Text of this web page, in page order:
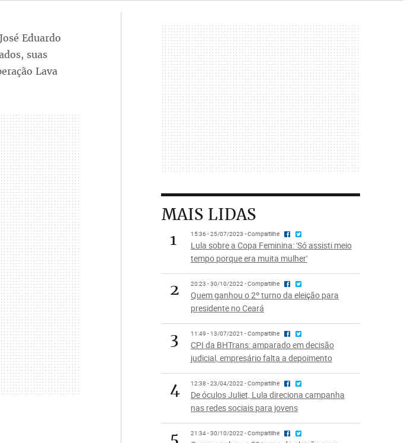
Eduardo
suas
Lava
MAIS LIDAS
1
15:36 - 25/07/2023 - Compartilhe
Lula sobre a Copa Feminina: 'Só assisti meio
tempo porque era muita mulher'
2 20:23 - 30/10/2022 - Compartilhe
Quem ganhou o 2º turno da eleição para
presidente no Ceará
3 11:49 - 13/07/2021 - Compartilhe
CPI da BHTrans: amparado em decisão
judicial, empresário falta a depoimento
4 12:38 - 23/04/2022 - Compartilhe
De óculos Juliet, Lula direciona campanha
nas redes sociais para jovens
5 21:34 - 30/10/2022 - Compartilhe